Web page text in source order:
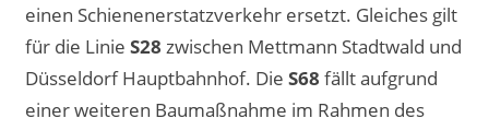
einen Schienenerstatzverkehr ersetzt. Gleiches gilt
für die Linie S28 zwischen Mettmann Stadtwald und
Düsseldorf Hauptbahnhof. Die S68 fällt aufgrund
einer weiteren Baumaßnahme im Rahmen des